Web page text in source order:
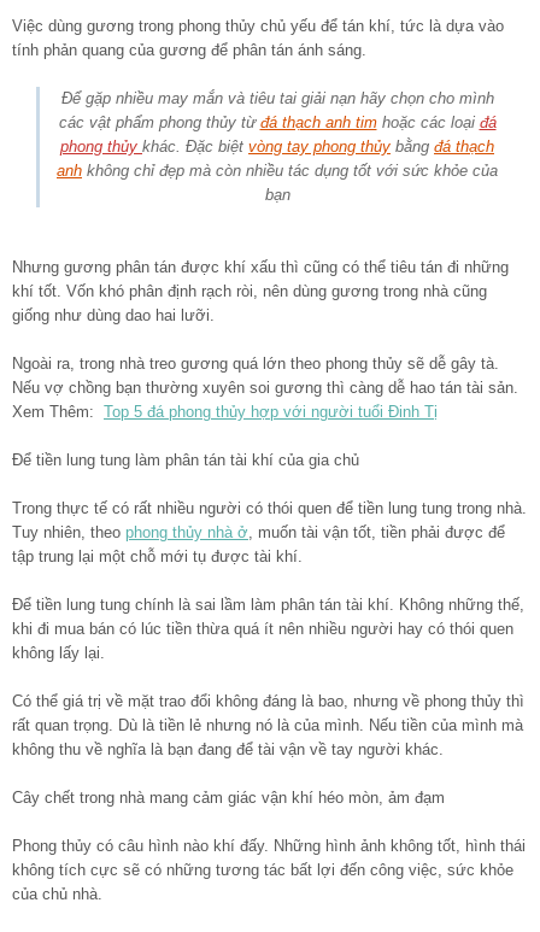
Việc dùng gương trong phong thủy chủ yếu để tán khí, tức là dựa vào
tính phản quang của gương để phân tán ánh sáng.
Để gặp nhiều may mắn và tiêu tai giải nạn hãy chọn cho mình
các vật phẩm phong thủy từ đá thạch anh timhoặc các loại đá
phong thủy khác. Đặc biệt vòng tay phong thủy bằng đá thạch
anh không chỉ đẹp mà còn nhiều tác dụng tốt với sức khỏe của
bạn
Nhưng gương phân tán được khí xấu thì cũng có thể tiêu tán đi những
khí tốt. Vốn khó phân định rạch ròi, nên dùng gương trong nhà cũng
giống như dùng dao hai lưỡi.
Ngoài ra, trong nhà treo gương quá lớn theo phong thủy sẽ dễ gây tà.
Nếu vợ chồng bạn thường xuyên soi gương thì càng dễ hao tán tài sản.
Xem Thêm: Top 5 đá phong thủy hợp với người tuổi Đinh Tị
Để tiền lung tung làm phân tán tài khí của gia chủ
Trong thực tế có rất nhiều người có thói quen để tiền lung tung trong nhà.
Tuy nhiên, theo phong thủy nhà ở, muốn tài vận tốt, tiền phải được để
tập trung lại một chỗ mới tụ được tài khí.
Để tiền lung tung chính là sai lầm làm phân tán tài khí. Không những thế,
khi đi mua bán có lúc tiền thừa quá ít nên nhiều người hay có thói quen
không lấy lại.
Có thể giá trị về mặt trao đổi không đáng là bao, nhưng về phong thủy thì
rất quan trọng. Dù là tiền lẻ nhưng nó là của mình. Nếu tiền của mình mà
không thu về nghĩa là bạn đang để tài vận về tay người khác.
Cây chết trong nhà mang cảm giác vận khí héo mòn, ảm đạm
Phong thủy có câu hình nào khí đấy. Những hình ảnh không tốt, hình thái
không tích cực sẽ có những tương tác bất lợi đến công việc, sức khỏe
của chủ nhà.